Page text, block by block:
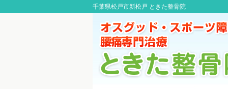
千葉県松戸市新松戸 ときた整骨院